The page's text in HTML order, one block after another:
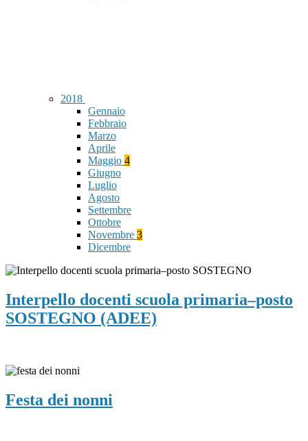
2018
Gennaio
Febbraio
Marzo
Aprile
Maggio 4
Giugno
Luglio
Agosto
Settembre
Ottobre
Novembre 3
Dicembre
Interpello docenti scuola primaria–posto
SOSTEGNO (ADEE)
Festa dei nonni